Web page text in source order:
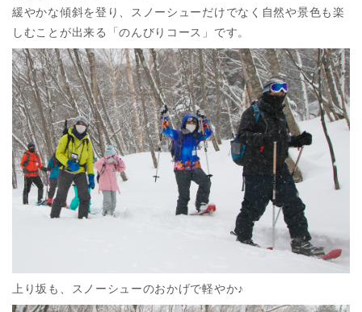
緩やかな傾斜を登り、スノーシューだけでなく自然や景色も楽
しむことが出来る「のんびりコース」です。
上り坂も、スノーシューのおかげで軽やか♪